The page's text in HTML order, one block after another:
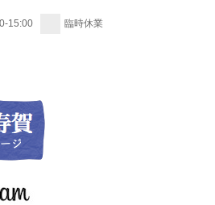
15:00 臨時休業